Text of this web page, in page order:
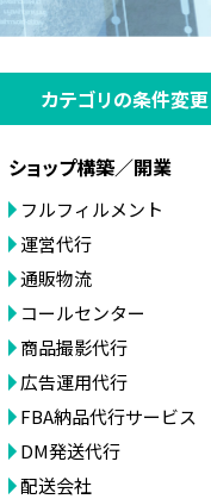
カテゴリの条件変更
ショップ構築／開業
フルフィルメント
運営代行
通販物流
コールセンター
商品撮影代行
広告運用代行
FBA納品代行サービス
DM発送代行
配送会社